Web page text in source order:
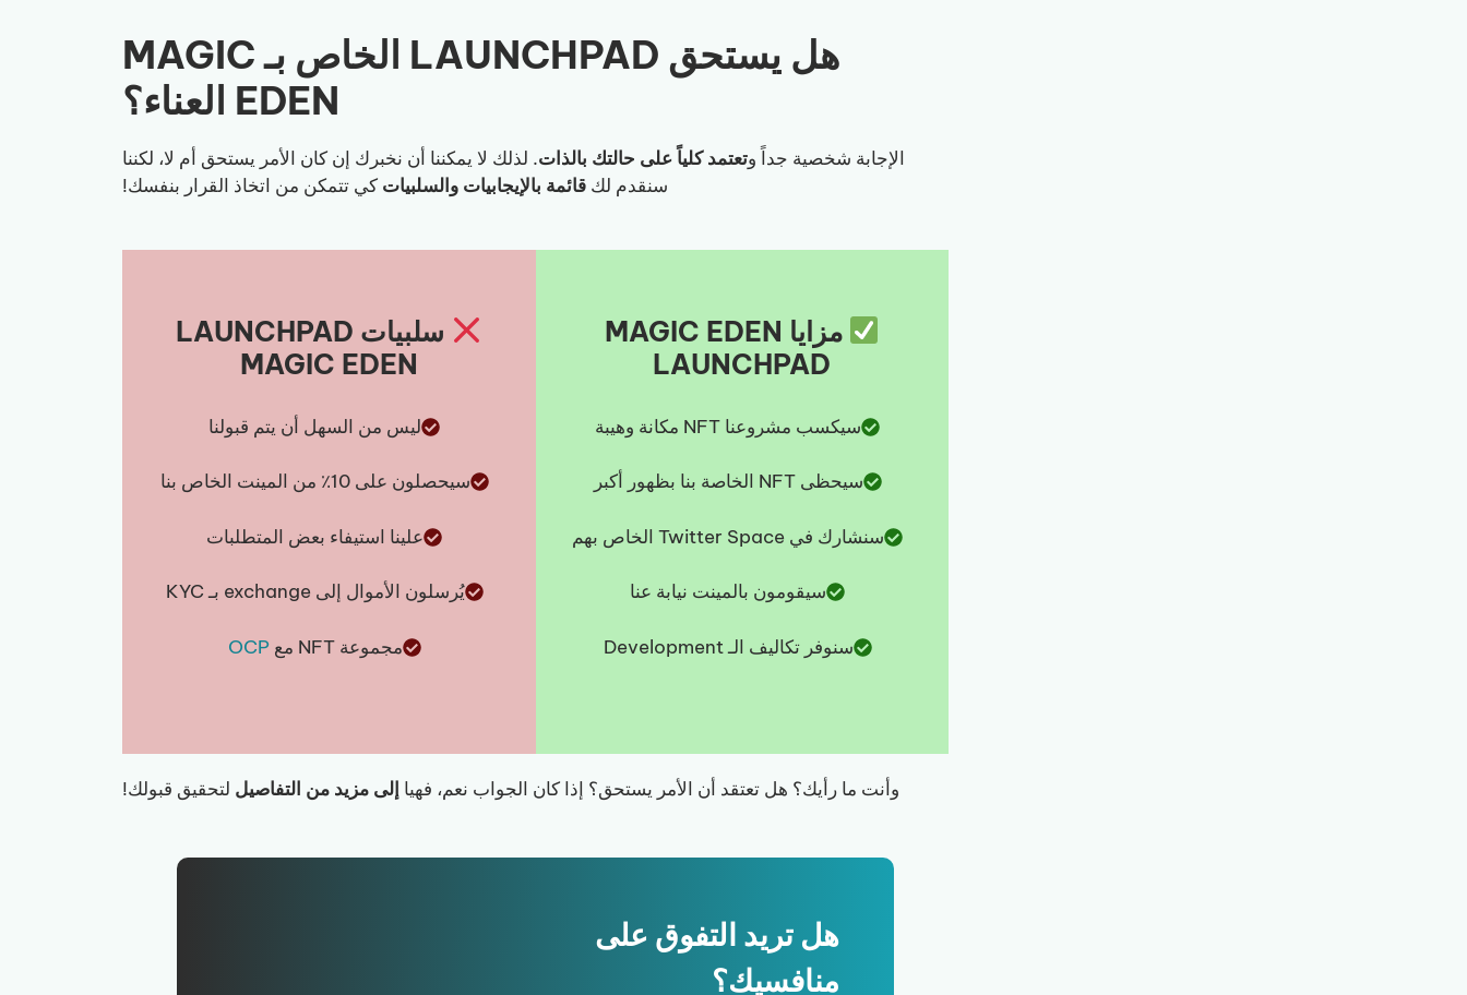
هل يستحق LAUNCHPAD الخاص بـ MAGIC
EDEN العناء؟
الإجابة شخصية جداً وتعتمد كلياً على حالتك بالذات. لذلك لا يمكننا أن نخبرك إن كان الأمر يستحق أم لا، لكننا
سنقدم لك قائمة بالإيجابيات والسلبيات كي تتمكن من اتخاذ القرار بنفسك!
مزايا MAGIC EDEN
LAUNCHPAD
سيكسب مشروعنا NFT مكانة وهيبة
سيحظى NFT الخاصة بنا بظهور أكبر
سنشارك في Twitter Space الخاص بهم
سيقومون بالمينت نيابة عنا
سنوفر تكاليف الـ Development
سلبيات LAUNCHPAD
MAGIC EDEN
ليس من السهل أن يتم قبولنا
سيحصلون على 10٪ من المينت الخاص بنا
علينا استيفاء بعض المتطلبات
يُرسلون الأموال إلى exchange بـ KYC
مجموعة NFT مع OCP
وأنت ما رأيك؟ هل تعتقد أن الأمر يستحق؟ إذا كان الجواب نعم، فهيا إلى مزيد من التفاصيل لتحقيق قبولك!
هل تريد التفوق على
منافسيك؟